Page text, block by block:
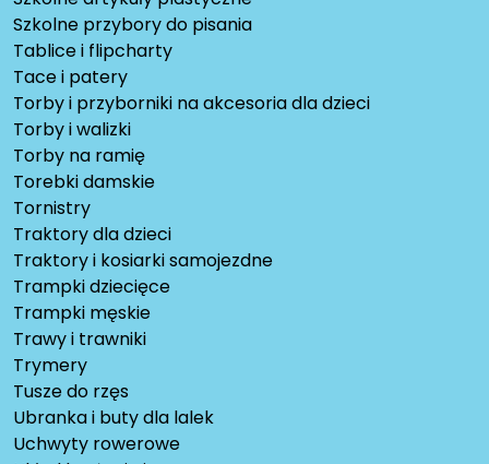
Szkolne przybory do pisania
Tablice i flipcharty
Tace i patery
Torby i przyborniki na akcesoria dla dzieci
Torby i walizki
Torby na ramię
Torebki damskie
Tornistry
Traktory dla dzieci
Traktory i kosiarki samojezdne
Trampki dziecięce
Trampki męskie
Trawy i trawniki
Trymery
Tusze do rzęs
Ubranka i buty dla lalek
Uchwyty rowerowe